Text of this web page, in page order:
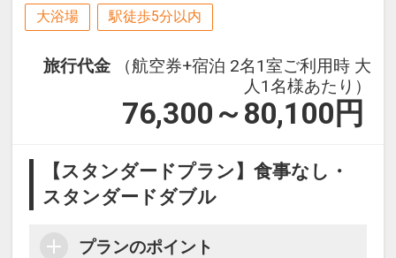
大浴場 駅徒歩5分以内
旅行代金
（航空券+宿泊 2名1室ご利用時 大
人1名様あたり）
76,300～80,100 円
【スタンダードプラン】食事なし・
スタンダードダブル
プランのポイント